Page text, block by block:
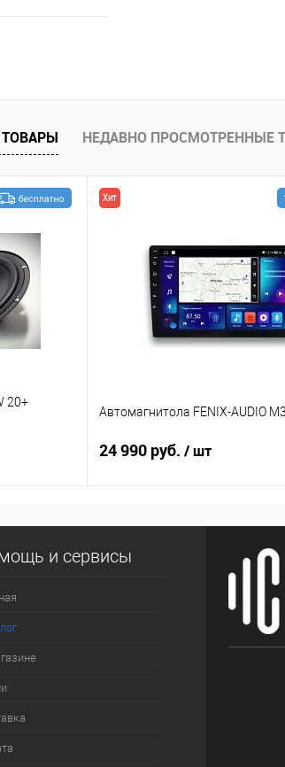
НЕДАВНО ПРОСМОТРЕННЫЕ
20+
Хит
Автомагнитола FENIX-AUDIO
24 990 руб. / шт
и сервисы